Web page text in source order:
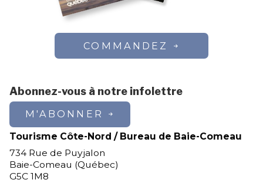
COMMANDEZ
Abonnez-vous à notre infolettre
M'ABONNER
Tourisme Côte-Nord / Bureau de Baie-Comeau
734 Rue de Puyjalon
Baie-Comeau (Québec)
G5C 1M8